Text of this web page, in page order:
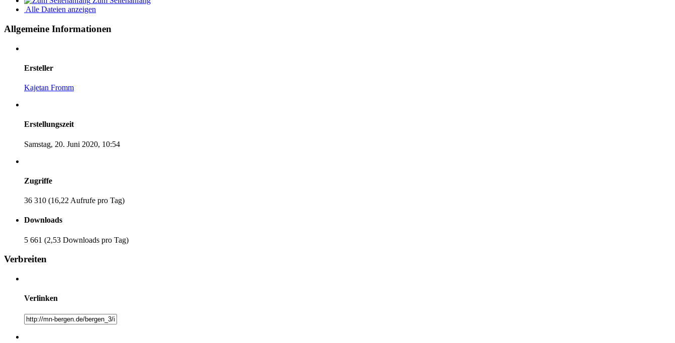
Alle Dateien anzeigen
Allgemeine Informationen
Ersteller
Kajetan Fromm
Erstellungszeit
Samstag, 20. Juni 2020, 10:54
Zugriffe
36 310 (16,22 Aufrufe pro Tag)
Downloads
5 661 (2,53 Downloads pro Tag)
Verbreiten
Verlinken